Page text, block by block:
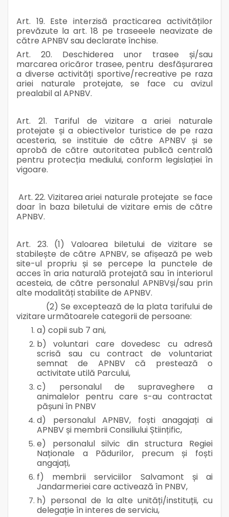
Art. 19. Este interzisă practicarea activităților
prevăzute la art. 18 pe traseeele neavizate de
către APNBV sau declarate închise.
Art. 20. Deschiderea unor trasee și/sau
marcarea oricăror trasee, pentru desfășurarea
a diverse activități sportive/recreative pe raza
ariei naturale protejate, se face cu avizul
prealabil al APNBV.
Art. 21. Tariful de vizitare a ariei naturale
protejate și a obiectivelor turistice de pe raza
acesteria, se instituie de către APNBV și se
aprobă de către autoritatea publică centrală
pentru protecția mediului, conform legislației în
vigoare.
Art. 22. Vizitarea ariei naturale protejate se face
doar în baza biletului de vizitare emis de către
APNBV.
Art. 23. (1) Valoarea biletului de vizitare se
stabilește de către APNBV, se afișează pe web
site-ul propriu și se percepe la punctele de
acces în aria naturală protejată sau în interiorul
acesteia, de către personalul APNBVși/sau prin
alte modalități stabilite de APNBV.
(2) Se exceptează de la plata tarifului de
vizitare următoarele categorii de persoane:
a) copii sub 7 ani,
b) voluntari care dovedesc cu adresă
scrisă sau cu contract de voluntariat
semnat de APNBV că prestează o
activitate utilă Parcului,
c) personalul de supraveghere a
animalelor pentru care s-au contractat
pășuni în PNBV
d) personalul APNBV, foști anagajați ai
APNBV și membrii Consiliului Științific,
e) personalul silvic din structura Regiei
Naționale a Pădurilor, precum și foști
angajați,
f) membrii serviciilor Salvamont și ai
Jandarmeriei care activează în PNBV,
h) personal de la alte unități/instituții, cu
delegație în interes de serviciu,